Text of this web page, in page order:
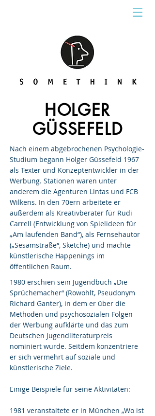
Nach einem abgebrochenen Psychologie-
Studium begann Holger Güssefeld 1967
als Texter und Konzeptentwickler in der
Werbung. Stationen waren unter
anderem die Agenturen Lintas und FCB
Wilkens. In den 70ern arbeitete er
außerdem als Kreativberater für Rudi
Carrell (Entwicklung von Spielideen für
„Am laufenden Band“), als Fernsehautor
(„Sesamstraße“, Sketche) und machte
künstlerische Happenings im
öffentlichen Raum.
HOLGER
GÜSSEFELD
1980 erschien sein Jugendbuch „Die
Sprüchemacher“ (Rowohlt, Pseudonym
Richard Ganter), in dem er über die
Methoden und psychosozialen Folgen
der Werbung aufklärte und das zum
Deutschen Jugendliteraturpreis
nominiert wurde. Seitdem konzentriere
er sich vermehrt auf soziale und
künstlerische Ziele.
Einige Beispiele für seine Aktivitäten:
1981 veranstaltete er in München „Wo ist